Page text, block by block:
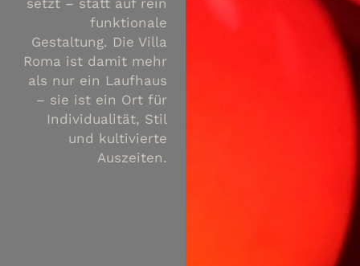
setzt – statt auf rein
funktionale
Gestaltung. Die Villa
Roma ist damit mehr
als nur ein Laufhaus
– sie ist ein Ort für
Individualität, Stil
und kultivierte
Auszeiten.